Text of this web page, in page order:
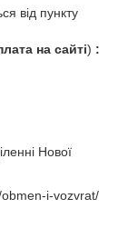
від пункту
на сайті) :
Нової
i-vozvrat/